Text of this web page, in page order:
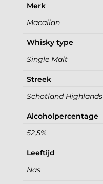
Merk
Macallan
Whisky type
Single Malt
Streek
Schotland Highlands
Alcoholpercentage
52,5%
Leeftijd
Nas